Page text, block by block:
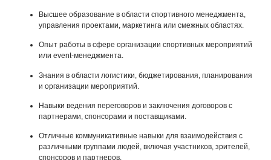
Высшее образование в области спортивного менеджмента,
управления проектами, маркетинга или смежных областях.
Опыт работы в сфере организации спортивных мероприятий
или event-менеджмента.
Знания в области логистики, бюджетирования, планирования
и организации мероприятий.
Навыки ведения переговоров и заключения договоров с
партнерами, спонсорами и поставщиками.
Отличные коммуникативные навыки для взаимодействия с
различными группами людей, включая участников, зрителей,
спонсоров и партнеров.